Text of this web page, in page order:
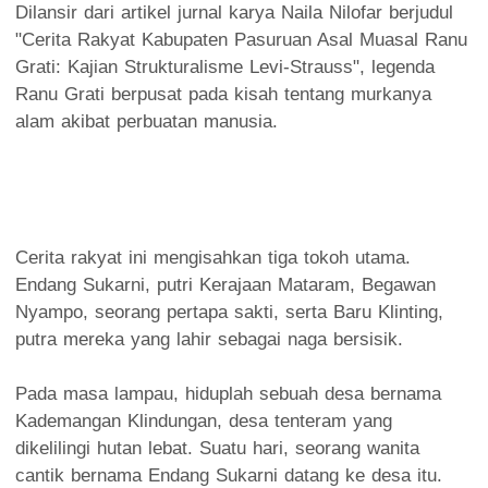
Dilansir dari artikel jurnal karya Naila Nilofar berjudul
"Cerita Rakyat Kabupaten Pasuruan Asal Muasal Ranu
Grati: Kajian Strukturalisme Levi-Strauss", legenda
Ranu Grati berpusat pada kisah tentang murkanya
alam akibat perbuatan manusia.
Cerita rakyat ini mengisahkan tiga tokoh utama.
Endang Sukarni, putri Kerajaan Mataram, Begawan
Nyampo, seorang pertapa sakti, serta Baru Klinting,
putra mereka yang lahir sebagai naga bersisik.
Pada masa lampau, hiduplah sebuah desa bernama
Kademangan Klindungan, desa tenteram yang
dikelilingi hutan lebat. Suatu hari, seorang wanita
cantik bernama Endang Sukarni datang ke desa itu.